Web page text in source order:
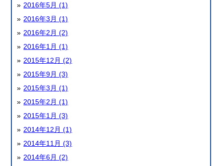
2016年5月 (1)
2016年3月 (1)
2016年2月 (2)
2016年1月 (1)
2015年12月 (2)
2015年9月 (3)
2015年3月 (1)
2015年2月 (1)
2015年1月 (3)
2014年12月 (1)
2014年11月 (3)
2014年6月 (2)